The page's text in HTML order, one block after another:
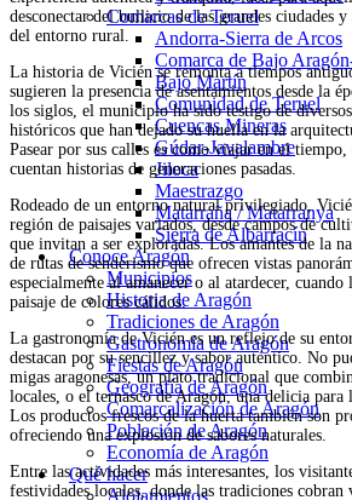
Comarcas de Teruel
Andorra-Sierra de Arcos
Comarca de Bajo
Bajo Martín
Comunidad de Teruel
Cuencas Mineras
Gúdar-Javalambre
Jiloca
Maestrazgo
Matarraña / Matarranya
Sierra de Albarracín
Conoce Aragón
Municipios
Historia de Aragón
Tradiciones de Aragón
Gastronomía de Aragón
Fiestas de Aragón
Geografía de Aragón
Comarcalización de Aragón
Población de Aragón
Economía de Aragón
Qué hacer
Alojamientos
desconectar del bullicio de las grandes ciudades y
del entorno rural.
La historia de Vicién se remonta a tiempos
sugieren la presencia de asentamientos desde la
los siglos, el municipio ha sido testigo de
históricos que han dejado su huella en la
Pasear por sus calles es como viajar en el tiempo,
cuentan historias de generaciones pasadas.
Rodeado de un entorno natural privilegiado,
región de paisajes variados, desde campos de
que invitan a ser exploradas. Los amantes de la
de rutas de senderismo que ofrecen vistas
especialmente al amanecer o al atardecer,
paisaje de colores cálidos.
La gastronomía de Vicién es un reflejo de su
destacan por su sencillez y sabor auténtico. No
migas aragonesas, un plato tradicional que
locales, o el ternasco de Aragón, una delicia para
Los productos frescos de la huerta también son
ofreciendo una explosión de sabores naturales.
Entre las actividades más interesantes, los
festividades locales, donde las tradiciones cobran